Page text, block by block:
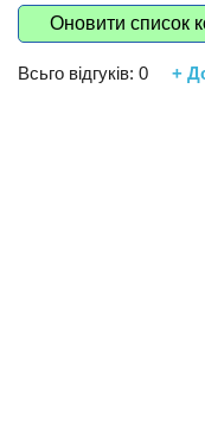
Оновити список
Всьго відгуків: 0 +